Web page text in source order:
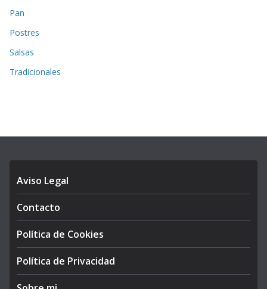
Pan
Postres
Salsas
Tradicionales
Aviso Legal
Contacto
Política de Cookies
Política de Privacidad